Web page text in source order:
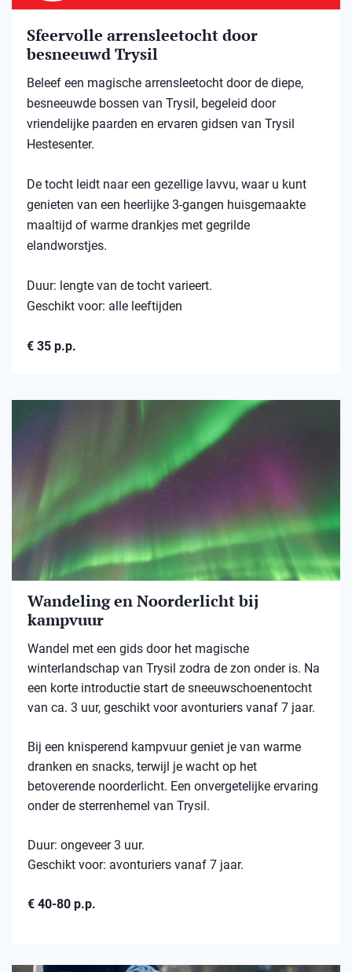
Sfeervolle arrensleetocht door
besneeuwd Trysil​
Beleef een magische arrensleetocht door de diepe,
besneeuwde bossen van Trysil, begeleid door
vriendelijke paarden en ervaren gidsen van Trysil
Hestesenter.
De tocht leidt naar een gezellige lavvu, waar u kunt
genieten van een heerlijke 3-gangen huisgemaakte
maaltijd of warme drankjes met gegrilde
elandworstjes.
Duur: lengte van de tocht varieert.
Geschikt voor: alle leeftijden
€ 35 p.p.
Wandeling en Noorderlicht bij
kampvuur
Wandel met een gids door het magische
winterlandschap van Trysil zodra de zon onder is. Na
een korte introductie start de sneeuwschoenentocht
van ca. 3 uur, geschikt voor avonturiers vanaf 7 jaar.
Bij een knisperend kampvuur geniet je van warme
dranken en snacks, terwijl je wacht op het
betoverende noorderlicht. Een onvergetelijke ervaring
onder de sterrenhemel van Trysil.
Duur: ongeveer 3 uur.
Geschikt voor: avonturiers vanaf 7 jaar.
€ 40-80 p.p.